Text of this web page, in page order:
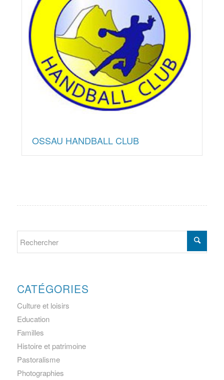
OSSAU HANDBALL CLUB
CATÉGORIES
Culture et loisirs
Education
Familles
Histoire et patrimoine
Pastoralisme
Photographies